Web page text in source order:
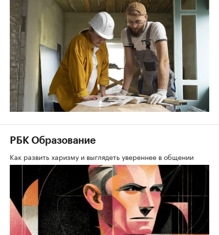
РБК Образование
Как развить харизму и выглядеть увереннее в общении